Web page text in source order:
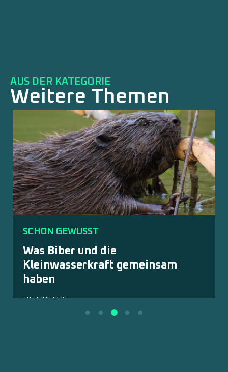
AUS DER KATEGORIE
Weitere Themen
SCHON GEWUSST
Was Biber und die
Kleinwasserkraft gemeinsam
haben
18. JUNI 2026